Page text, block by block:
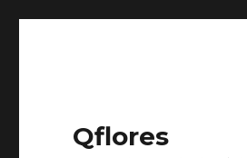
Qflores